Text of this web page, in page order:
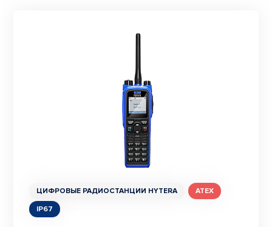
ЦИФРОВЫЕ РАДИОСТАНЦИИ HYTERA
ATEX
IP67